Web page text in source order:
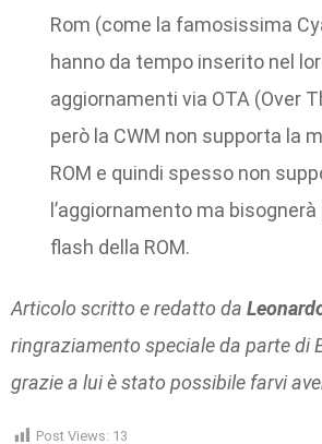
Rom (come la famosissima
hanno da tempo inserito nel
aggiornamenti via OTA (Over
però la CWM non supporta la
ROM e quindi spesso non
l’aggiornamento ma
flash della ROM.
Articolo scritto e redatto da
ringraziamento speciale da parte di
grazie a lui è stato possibile farvi
Post Views: 13